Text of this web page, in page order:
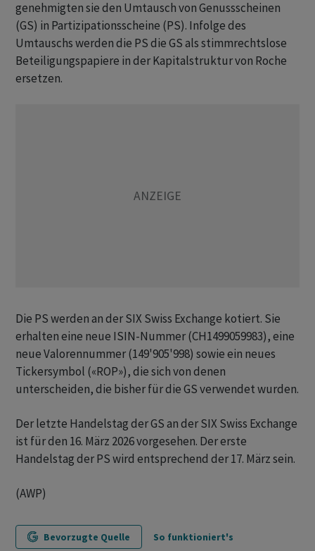
genehmigten sie den Umtausch von Genussscheinen
(GS) in Partizipationsscheine (PS). Infolge des
Umtauschs werden die PS die GS als stimmrechtslose
Beteiligungspapiere in der Kapitalstruktur von Roche
ersetzen.
Die PS werden an der SIX Swiss Exchange kotiert. Sie
erhalten eine neue ISIN-Nummer (CH1499059983), eine
neue Valorennummer (149'905'998) sowie ein neues
Tickersymbol («ROP»), die sich von denen
unterscheiden, die bisher für die GS verwendet wurden.
Der letzte Handelstag der GS an der SIX Swiss Exchange
ist für den 16. März 2026 vorgesehen. Der erste
Handelstag der PS wird entsprechend der 17. März sein.
(AWP)
Bevorzugte Quelle So funktioniert's